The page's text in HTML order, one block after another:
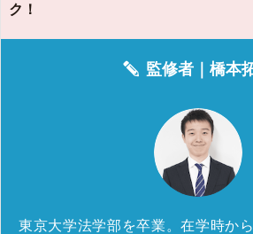
ク！
監修者｜橋本
東京大学法学部を卒業。在学時か